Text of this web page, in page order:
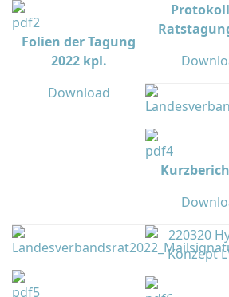
Folien der Tagung
2022 kpl.
Download